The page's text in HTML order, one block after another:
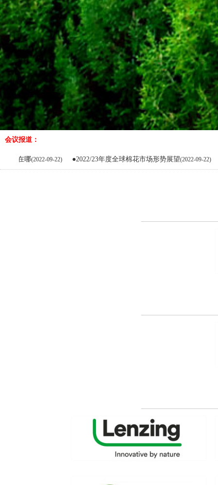
会议报道：
09-22) ●2022/23年度全球棉花市场形势展望(2022-09-22) ●商品浆市